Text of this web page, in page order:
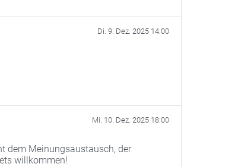
Di. 9. Dez. 2025 14:00
Mi. 10. Dez. 2025 18:00
dem Meinungsaustausch, der
willkommen!